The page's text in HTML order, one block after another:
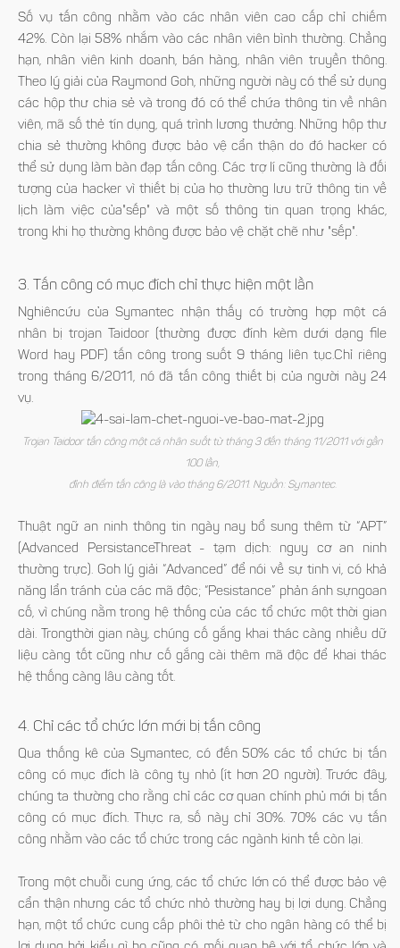
Số vụ tấn công nhằm vào các nhân viên cao cấp chỉ chiếm
42%. Còn lại 58% nhắm vào các nhân viên bình thường. Chẳng
hạn, nhân viên kinh doanh, bán hàng, nhân viên truyền thông.
Theo lý giải của Raymond Goh, những người này có thể sử dụng
các hộp thư chia sẻ và trong đó có thể chứa thông tin về nhân
viên, mã số thẻ tín dụng, quá trình lương thưởng. Những hộp thư
chia sẻ thường không được bảo vệ cẩn thận do đó hacker có
thể sử dụng làm bàn đạp tấn công. Các trợ lí cũng thường là đối
tượng của hacker vì thiết bị của họ thường lưu trữ thông tin về
lịch làm việc của"sếp" và một số thông tin quan trọng khác,
trong khi họ thường không được bảo vệ chặt chẽ như "sếp".
3. Tấn công có mục đích chỉ thực hiện một lần
Nghiêncứu của Symantec nhận thấy có trường hợp một cá
nhân bị trojan Taidoor (thường được đính kèm dưới dạng file
Word hay PDF) tấn công trong suốt 9 tháng liên tục.Chỉ riêng
trong tháng 6/2011, nó đã tấn công thiết bị của người này 24
vụ.
Trojan Taidoor tấn công một cá nhân suốt từ tháng 3 đến tháng 11/2011 với gần
100 lần,
đỉnh điểm tấn công là vào tháng 6/2011. Nguồn: Symantec.
Thuật ngữ an ninh thông tin ngày nay bổ sung thêm từ “APT”
(Advanced PersistanceThreat - tạm dịch: nguy cơ an ninh
thường trực). Goh lý giải “Advanced” để nói về sự tinh vi, có khả
năng lẩn tránh của các mã độc; “Pesistance” phản ánh sựngoan
cố, vì chúng nằm trong hệ thống của các tổ chức một thời gian
dài. Trongthời gian này, chúng cố gắng khai thác càng nhiều dữ
liệu càng tốt cũng như cố gắng cài thêm mã độc để khai thác
hệ thống càng lâu càng tốt.
4. Chỉ các tổ chức lớn mới bị tấn công
Qua thống kê của Symantec, có đến 50% các tổ chức bị tấn
công có mục đích là công ty nhỏ (ít hơn 20 người). Trước đây,
chúng ta thường cho rằng chỉ các cơ quan chính phủ mới bị tấn
công có mục đích. Thực ra, số này chỉ 30%. 70% các vụ tấn
công nhằm vào các tổ chức trong các ngành kinh tế còn lại.
Trong một chuỗi cung ứng, các tổ chức lớn có thể được bảo vệ
cẩn thận nhưng các tổ chức nhỏ thường hay bị lợi dụng. Chẳng
hạn, một tổ chức cung cấp phôi thẻ từ cho ngân hàng có thể bị